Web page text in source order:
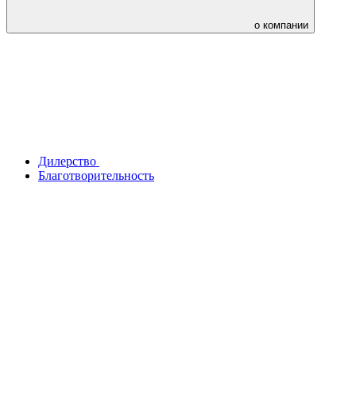
о компании
Дилерство
Благотворительность